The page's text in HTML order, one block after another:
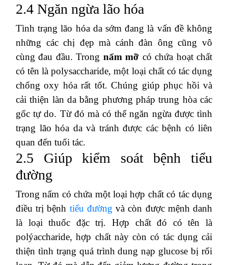
2.4 Ngăn ngừa lão hóa
Tình trạng lão hóa da sớm đang là vấn đề không
những các chị đẹp mà cánh đàn ông cũng vô
cùng đau đầu. Trong nấm mỡ có chứa hoạt chất
có tên là polysaccharide, một loại chất có tác dụng
chống oxy hóa rất tốt. Chúng giúp phục hồi và
cải thiện làn da bằng phương pháp trung hòa các
gốc tự do. Từ đó mà có thể ngăn ngừa được tình
trạng lão hóa da và tránh được các bệnh có liên
quan đến tuổi tác.
2.5 Giúp kiểm soát bệnh tiểu
đường
Trong nấm có chứa một loại hợp chất có tác dụng
điều trị bệnh tiểu đường và còn được mệnh danh
là loại thuốc đặc trị. Hợp chất đó có tên là
polýaccharide, hợp chất này còn có tác dụng cải
thiện tình trạng quá trình dung nạp glucose bị rối